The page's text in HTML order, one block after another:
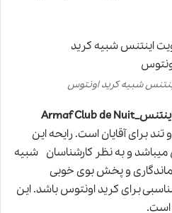
شبیه کرید اونتوس
عطر ادکلن آرماف کلاب د نویت اینتنس_Armaf Club de Nuit
برای آقایان است. رایحه این
و به نظر کارشناسان شبیه
و پخش بوی خوبی
برای کرید اونتوس باشد. این
است.